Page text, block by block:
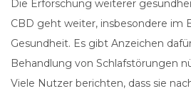
Die Erforschung weiterer
CBD geht weiter, insbesondere im
Gesundheit. Es gibt Anzeichen
Behandlung von Schlafstörungen
Viele Nutzer berichten, dass sie